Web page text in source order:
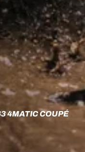
4MATIC COUPÉ